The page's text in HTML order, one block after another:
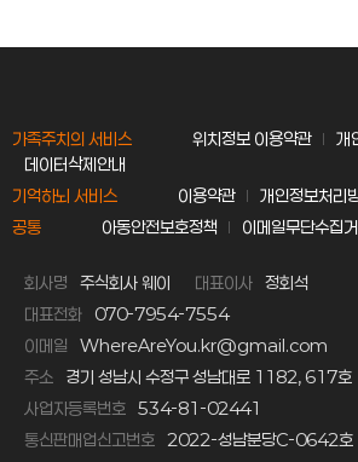
가족주치의 서비스 위치정보 이용약관
개
데이터삭제안내
기억하뇌 서비스
이용약관
개인정보처리
공통
아동안전보호정책 이메일무단수집
회사명 주식회사 웨이 대표이사 정회석
대표전화
070-7954-7554
이메일
WhereAreYou.kr@gmail.com
주소
경기 성남시 수정구 성남대로 1182, 617호
사업자등록번호 534-81-02441
통신판매업신고번호 2022-성남분당C-0642호